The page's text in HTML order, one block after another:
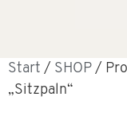
Start / SHOP /
„Sitzpaln“